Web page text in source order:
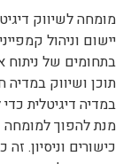
מומחה לשיווק
יישום וניהול
בתחומים של ניתוח
תוכן ושיווק
במדיה דיגיטלית
מנת להפוך למומחה
כישורים וניסיון.